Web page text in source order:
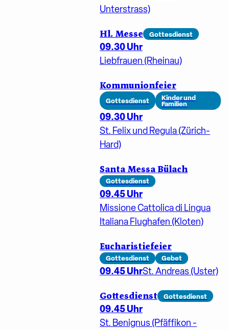
Unterstrass)
Hl. Messe Gottesdienst
09.30 Uhr
Liebfrauen (Rheinau)
Kommunionfeier
Gottesdienst Kinder und
Familien
09.30 Uhr
St. Felix und Regula (Zürich-
Hard)
Santa Messa Bülach
Gottesdienst
09.45 Uhr
Missione Cattolica di Lingua
Italiana Flughafen (Kloten)
Eucharistiefeier
Gottesdienst Gebet
09.45 UhrSt. Andreas (Uster)
Gottesdienst Gottesdienst
09.45 Uhr
St. Benignus (Pfäffikon -